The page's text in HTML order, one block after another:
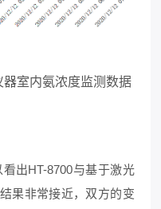
室内氨浓度监测数据
出HT-8700与基于激光
果非常接近，双方的变